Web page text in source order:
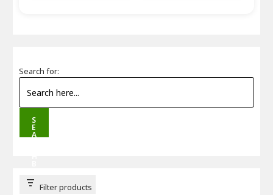
Search for:
S
E
A
T
T
Filter products